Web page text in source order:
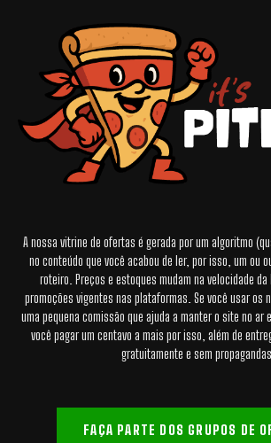
A nossa vitrine de ofertas é gerada por um algoritmo
no conteúdo que você acabou de ler, por isso, um ou
roteiro. Preços e estoques mudam na velocidade da
promoções vigentes nas plataformas. Se você usar os
uma pequena comissão que ajuda a manter o site no ar
você pagar um centavo a mais por isso, além de
gratuitamente e sem propagandas.
FAÇA PARTE DOS GRUPOS DE